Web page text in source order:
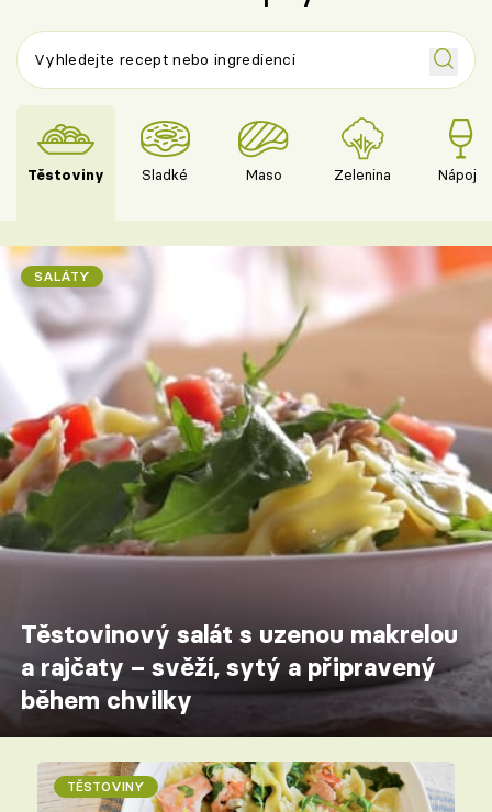
Těstoviny Sladké Maso Zelenina Nápoje
SALÁTY
Těstovinový salát s uzenou makrelou
a rajčaty – svěží, sytý a připravený
během chvilky
TĚSTOVINY